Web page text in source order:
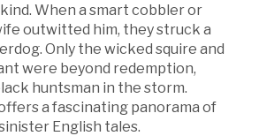
When a smart cobbler or
outwitted him, they struck a
Only the wicked squire and
were beyond redemption,
huntsman in the storm.
a fascinating panorama of
English tales.